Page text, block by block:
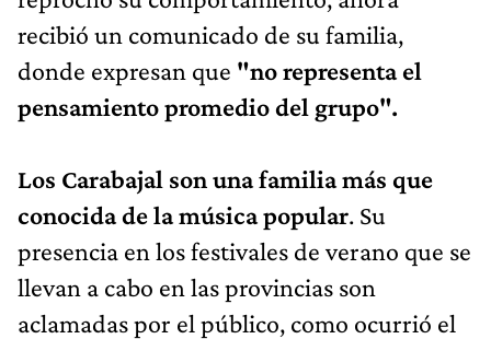
recibió un comunicado de su familia,
donde expresan que "no representa el
pensamiento promedio del grupo".
Los Carabajal son una familia más que
conocida de la música popular. Su
presencia en los festivales de verano que se
llevan a cabo en las provincias son
aclamadas por el público, como ocurrió el